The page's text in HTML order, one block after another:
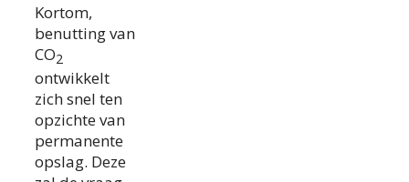
Kortom,
benutting van
CO2
ontwikkelt
zich snel ten
opzichte van
permanente
opslag. Deze